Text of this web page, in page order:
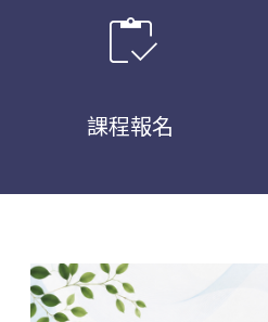
inventory
課程報名